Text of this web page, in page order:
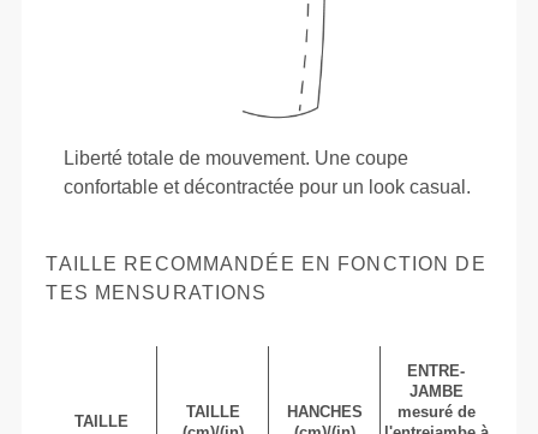
Liberté totale de mouvement. Une coupe
confortable et décontractée pour un look casual.
TAILLE RECOMMANDÉE EN FONCTION DE
TES MENSURATIONS
TAILLE
TAILLE
HANCHES
ENTRE-
JAMBE
mesuré de